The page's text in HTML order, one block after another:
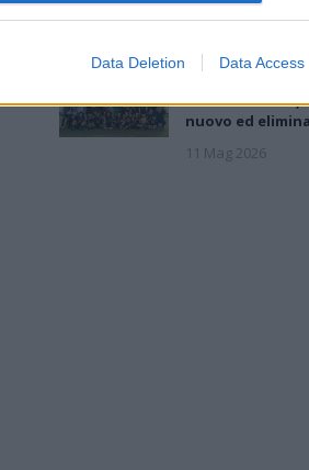
Data Deletion Data Access
Seconda
rete di Pandori,
nuovo ed
11 Mag 2026